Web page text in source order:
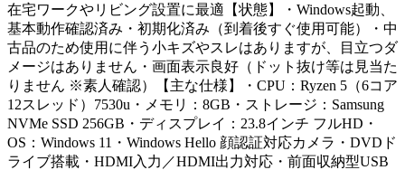
在宅ワークやリビング設置に最適【状態】・Windows起動、
基本動作確認済み・初期化済み（到着後すぐ使用可能）・中
古品のため使用に伴う小キズやスレはありますが、目立つダ
メージはありません・画面表示良好（ドット抜け等は見当た
りません ※素人確認）【主な仕様】・CPU：Ryzen 5（6コア
12スレッド）7530u・メモリ：8GB・ストレージ：Samsung
NVMe SSD 256GB・ディスプレイ：23.8インチ フルHD・
OS：Windows 11・Windows Hello 顔認証対応カメラ・DVDド
ライブ搭載・HDMI入力／HDMI出力対応・前面収納型USB